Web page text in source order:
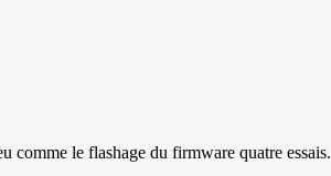
comme le flashage du firmware quatre essais.